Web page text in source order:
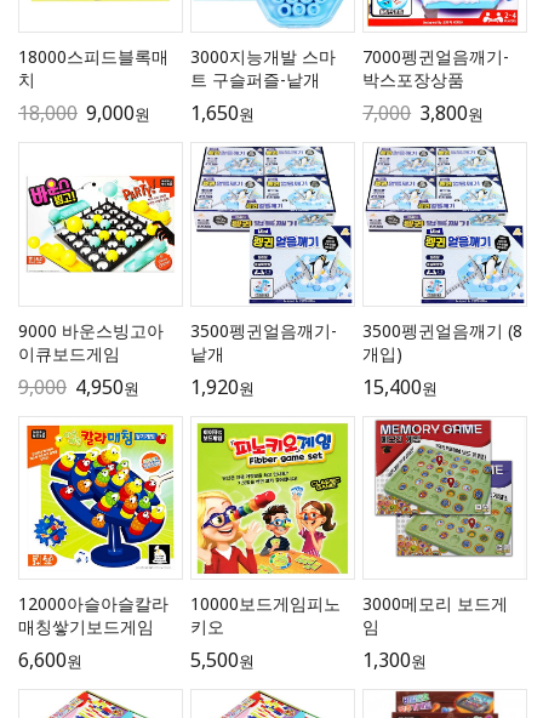
18000스피드블록매
치
18,000 9,000원
3000지능개발 스마
트 구슬퍼즐-낱개
1,650원
7000펭귄얼음깨기-
박스포장상품
7,000 3,800원
9000 바운스빙고아
이큐보드게임
9,000 4,950원
3500펭귄얼음깨기-
낱개
1,920원
3500펭귄얼음깨기 (8
개입)
15,400원
12000아슬아슬칼라
매칭쌓기보드게임
6,600원
10000보드게임피노
키오
5,500원
3000메모리 보드게
임
1,300원